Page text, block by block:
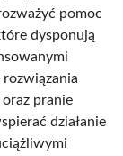
pomoc
dysponują
pranie
działanie